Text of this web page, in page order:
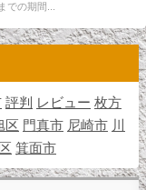
での期間...
評判 レビュー 枚方
区 門真市 尼崎市
箕面市